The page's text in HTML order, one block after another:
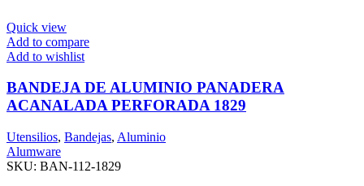
Quick view
Add to compare
Add to wishlist
BANDEJA DE ALUMINIO PANADERA
ACANALADA PERFORADA 1829
Utensilios, Bandejas, Aluminio
Alumware
SKU: BAN-112-1829